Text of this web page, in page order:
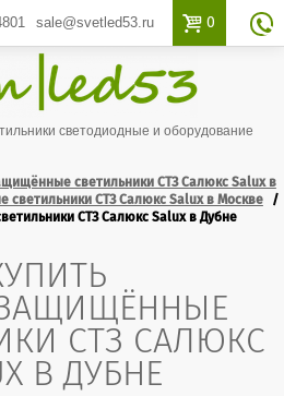
sale@svetled53.ru  0 
светодиодные и оборудование
светильники СТЗ Салюкс Salux в
светильники СТЗ Салюкс Salux в Москве
СТЗ Салюкс Salux в Дубне
СТЗ САЛЮКС
В ДУБНЕ